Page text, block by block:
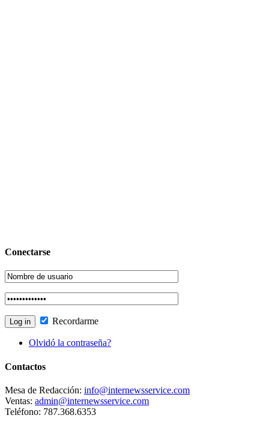
Conectarse
Recordarme
Olvidó la contraseña?
Contactos
Mesa de Redacción: info@internewsservice.com
Ventas: admin@internewsservice.com
Teléfono: 787.368.6353